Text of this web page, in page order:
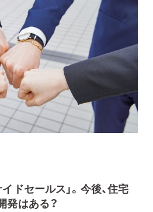
ドセールス」。今後、住宅
発はある？